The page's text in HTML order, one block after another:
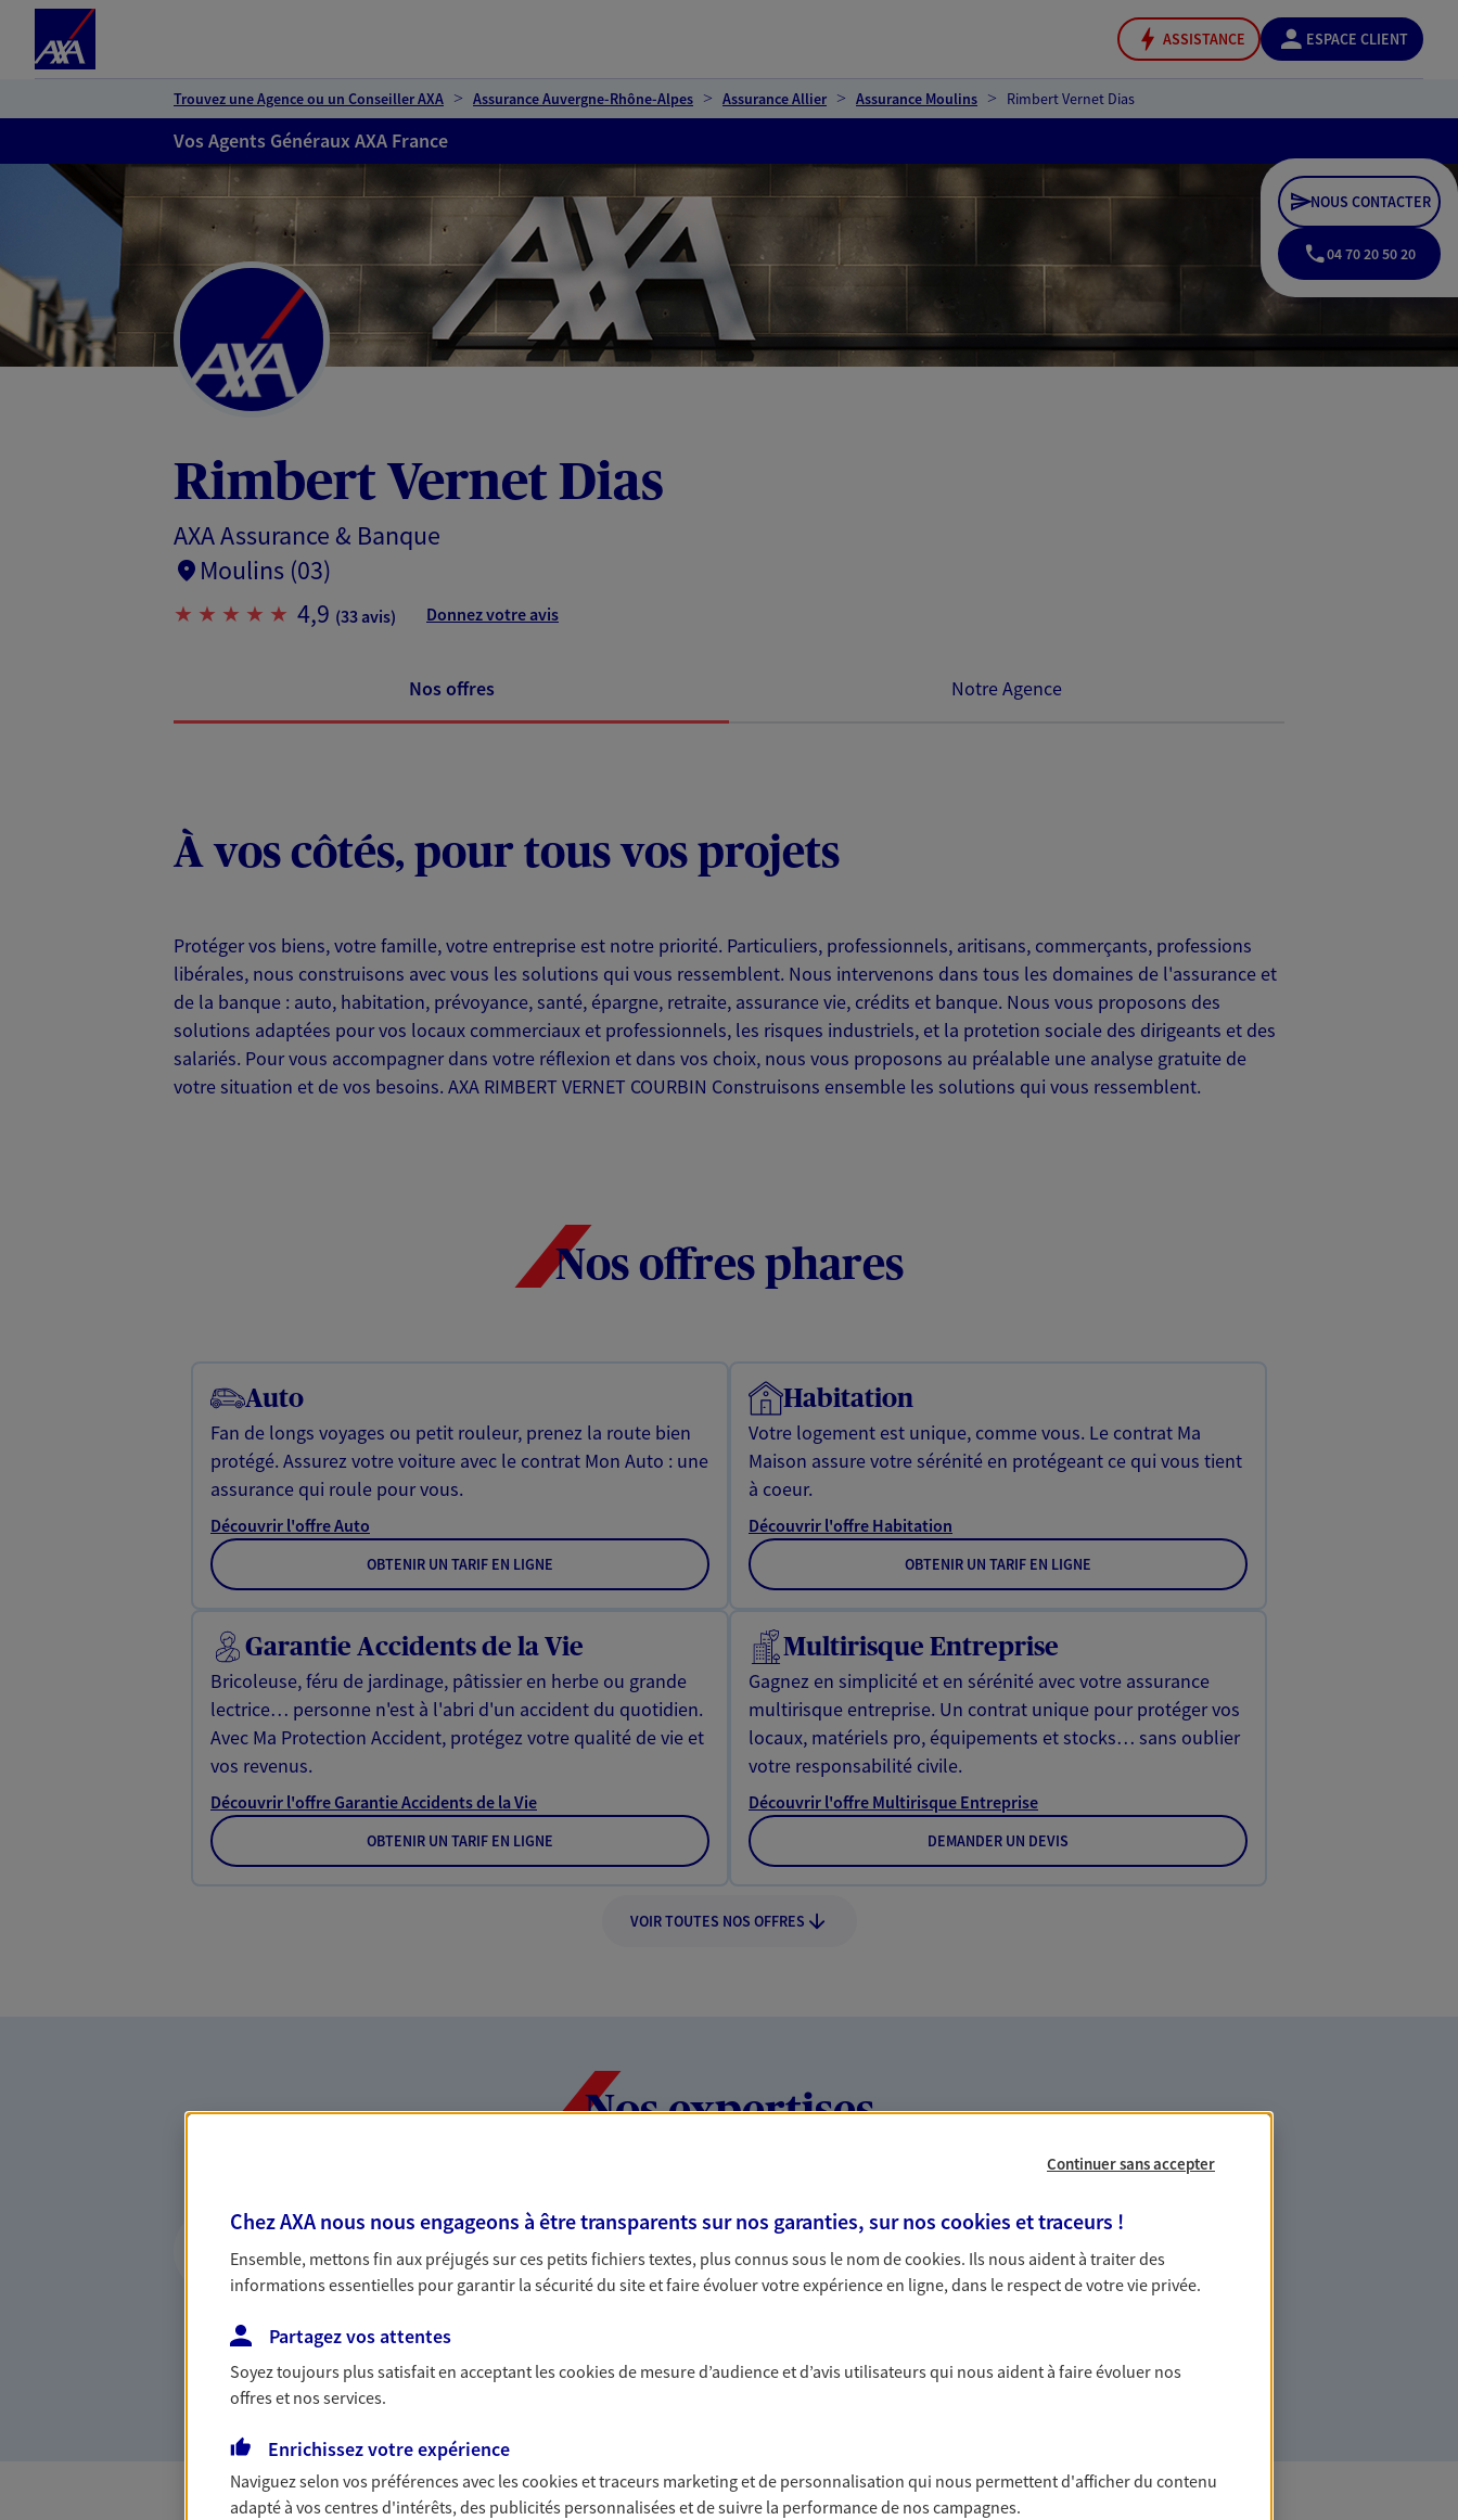
ASSISTANCE ESPACE CLIENT
Trouvez une Agence ou un Conseiller AXA Assurance Auvergne-Rhône-Alpes Assurance Allier Assurance Moulins Rimbert Vernet Dias
Vos Agents Généraux AXA France
Rimbert Vernet Dias
AXA Assurance & Banque
Moulins (03)
4,9 (33 avis) Donnez votre avis
NOUS CONTACTER
04 70 20 50 20
Nos offres Notre Agence
À vos côtés, pour tous vos projets
Protéger vos biens, votre famille, votre entreprise est notre priorité. Particuliers, professionnels, aritisans, commerçants, professions
libérales, nous construisons avec vous les solutions qui vous ressemblent. Nous intervenons dans tous les domaines de l'assurance et
de la banque : auto, habitation, prévoyance, santé, épargne, retraite, assurance vie, crédits et banque. Nous vous proposons des
solutions adaptées pour vos locaux commerciaux et professionnels, les risques industriels, et la protetion sociale des dirigeants et des
salariés. Pour vous accompagner dans votre réflexion et dans vos choix, nous vous proposons au préalable une analyse gratuite de
votre situation et de vos besoins. AXA RIMBERT VERNET COURBIN Construisons ensemble les solutions qui vous ressemblent.
Nos offres phares
Auto
Fan de longs voyages ou petit rouleur, prenez la route bien
protégé. Assurez votre voiture avec le contrat Mon Auto : une
assurance qui roule pour vous.
Découvrir l'offre Auto
OBTENIR UN TARIF EN LIGNE
Habitation
Votre logement est unique, comme vous. Le contrat Ma
Maison assure votre sérénité en protégeant ce qui vous tient
à coeur.
Découvrir l'offre Habitation
OBTENIR UN TARIF EN LIGNE
Garantie Accidents de la Vie
Bricoleuse, féru de jardinage, pâtissier en herbe ou grande
lectrice… personne n'est à l'abri d'un accident du quotidien.
Avec Ma Protection Accident, protégez votre qualité de vie et
vos revenus.
Découvrir l'offre Garantie Accidents de la Vie
OBTENIR UN TARIF EN LIGNE
Multirisque Entreprise
Gagnez en simplicité et en sérénité avec votre assurance
multirisque entreprise. Un contrat unique pour protéger vos
locaux, matériels pro, équipements et stocks… sans oublier
votre responsabilité civile.
Découvrir l'offre Multirisque Entreprise
DEMANDER UN DEVIS
VOIR TOUTES NOS OFFRES
Nos expertises
Vous accompagner dans la durée et la
confiance
Vous accompagner dans vos projets de vie tout au long de
votre vie, c'est ainsi que nous concevons notre métier : dans
la confiance et la proximité. C'est en apprenant à vous
connaître que nous proposons de meilleures solutions.
Accompagner les professionnels et les
entreprises
Comme vous, nous sommes des indépendants. Nous
votre famille.
Continuer sans accepter
Chez AXA nous nous engageons à être transparents sur nos garanties, sur nos cookies et traceurs !
Ensemble, mettons fin aux préjugés sur ces petits fichiers textes, plus connus sous le nom decookies. Ils nous aident à traiter des
informations essentielles pour garantir la sécurité du site et faire évoluer votre expérience en ligne, dans le respect de votre vie privée.
Partagez vos attentes
Soyez toujours plus satisfait en acceptant lescookiesde mesure d’audience et d’avis utilisateurs qui nous aident à faire évoluer nos
offres et nos services.
Enrichissez votre expérience
Naviguez selon vos préférences avec lescookies et traceurs marketing et de personnalisation qui nous permettent d'afficher du contenu
adapté à vos centres d'intérêts, des publicités personnalisées et de suivre la performance de nos campagnes.